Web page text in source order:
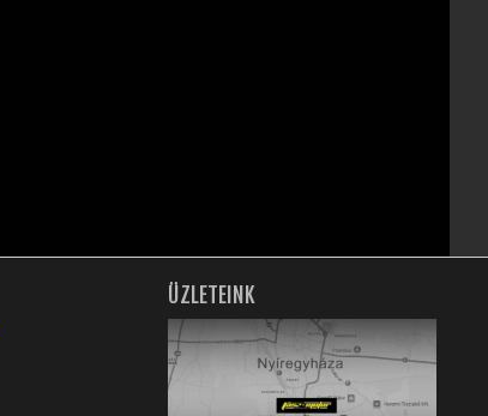
ÜZLETEINK